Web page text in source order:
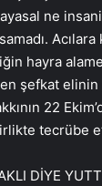
ne
Acılara
hayra
şefkat
22
tecrübe
DİYE